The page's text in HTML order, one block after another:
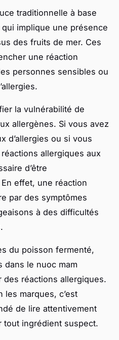
traditionnelle à base
implique une présence
des fruits de mer. Ces
une réaction
personnes sensibles ou
la vulnérabilité de
allergènes. Si vous avez
d’allergies ou si vous
allergiques aux
d’être
effet, une réaction
par des symptômes
à des difficultés
du poisson fermenté,
dans le nuoc mam
réactions allergiques.
les marques, c’est
de lire attentivement
tout ingrédient suspect.